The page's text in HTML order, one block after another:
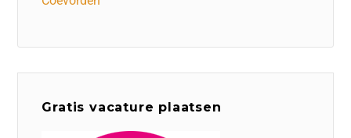
Gratis vacature plaatsen